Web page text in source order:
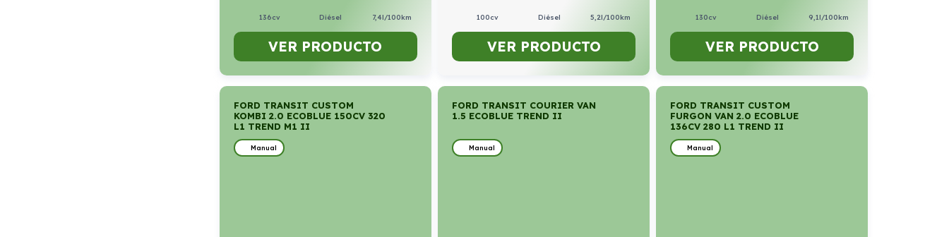
136cv Diésel 7,4l/100km
VER PRODUCTO
100cv Diésel 5,2l/100km
VER PRODUCTO
130cv Diésel 9,1l/100km
VER PRODUCTO
FORD TRANSIT CUSTOM
KOMBI 2.0 ECOBLUE 150CV 320
L1 TREND M1 II
Manual
FORD TRANSIT COURIER VAN
1.5 ECOBLUE TREND II
Manual
FORD TRANSIT CUSTOM
FURGON VAN 2.0 ECOBLUE
136CV 280 L1 TREND II
Manual